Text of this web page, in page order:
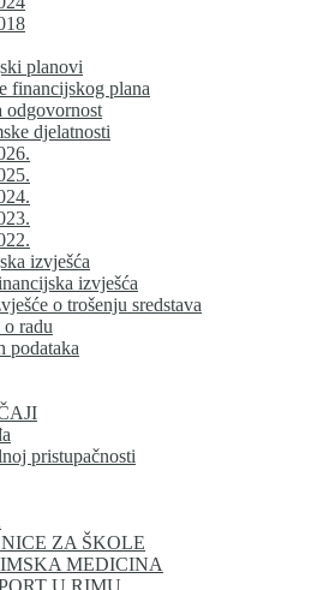
planovi
financijskog plana
odgovornost
djelatnosti
izvješća
izvješća
o trošenju sredstava
radu
podataka
pristupačnosti
ZA ŠKOLE
MEDICINA
U RIMU